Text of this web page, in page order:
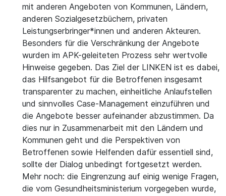
mit anderen Angeboten von Kommunen, Ländern,
anderen Sozialgesetzbüchern, privaten
Leistungserbringer*innen und anderen Akteuren.
Besonders für die Verschränkung der Angebote
wurden im APK-geleiteten Prozess sehr wertvolle
Hinweise gegeben. Das Ziel der LINKEN ist es dabei,
das Hilfsangebot für die Betroffenen insgesamt
transparenter zu machen, einheitliche Anlaufstellen
und sinnvolles Case-Management einzuführen und
die Angebote besser aufeinander abzustimmen. Da
dies nur in Zusammenarbeit mit den Ländern und
Kommunen geht und die Perspektiven von
Betroffenen sowie Helfenden dafür essentiell sind,
sollte der Dialog unbedingt fortgesetzt werden.
Mehr noch: die Eingrenzung auf einig wenige Fragen,
die vom Gesundheitsministerium vorgegeben wurde,